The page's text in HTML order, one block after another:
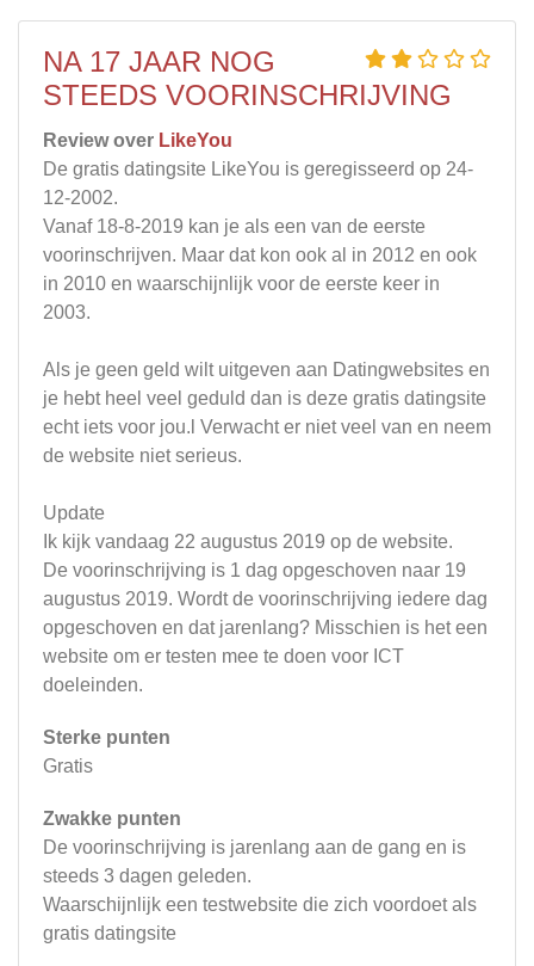
NA 17 JAAR NOG
STEEDS VOORINSCHRIJVING
Review over LikeYou
De gratis datingsite LikeYou is geregisseerd op 24-
12-2002.
Vanaf 18-8-2019 kan je als een van de eerste
voorinschrijven. Maar dat kon ook al in 2012 en ook
in 2010 en waarschijnlijk voor de eerste keer in
2003.
Als je geen geld wilt uitgeven aan Datingwebsites en
je hebt heel veel geduld dan is deze gratis datingsite
echt iets voor jou.l Verwacht er niet veel van en neem
de website niet serieus.
Update
Ik kijk vandaag 22 augustus 2019 op de website.
De voorinschrijving is 1 dag opgeschoven naar 19
augustus 2019. Wordt de voorinschrijving iedere dag
opgeschoven en dat jarenlang? Misschien is het een
website om er testen mee te doen voor ICT
doeleinden.
Sterke punten
Gratis
Zwakke punten
De voorinschrijving is jarenlang aan de gang en is
steeds 3 dagen geleden.
Waarschijnlijk een testwebsite die zich voordoet als
gratis datingsite